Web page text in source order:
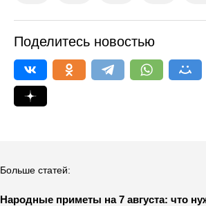
Поделитесь новостью
Больше статей:
Народные приметы на 7 августа: что